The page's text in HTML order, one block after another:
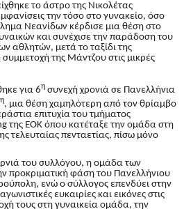
το άστρο της Νικολέτας
την τόσο στο γυνακείο, όσο
Νεανίδων κέρδισε μια θέση στο
και συνέχισε την παράδοση του
αθλητών, μετά το ταξίδι της
της Μάντζου στις μικρές
για 6η συνεχή χρονιά σε Πανελλήνια
η, μια θέση χαμηλότερη από τον θρίαμβο
επιτυχία του τμήματος
της ΕΟΚ όπου κατέταξε την ομάδα στη
τελευταίας πενταετίας, πίσω μόνο
του συλλόγου, η ομάδα των
προκριματική φάση του Πανελλήνιου
ενώ ο σύλλογος επενδύει στην
ευκαιρίες και εικόνες στις
τους στη γυναικεία ομάδα, την